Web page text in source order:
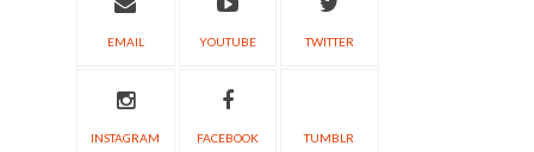
EMAIL YOUTUBE TWITTER
INSTAGRAM FACEBOOK TUMBLR